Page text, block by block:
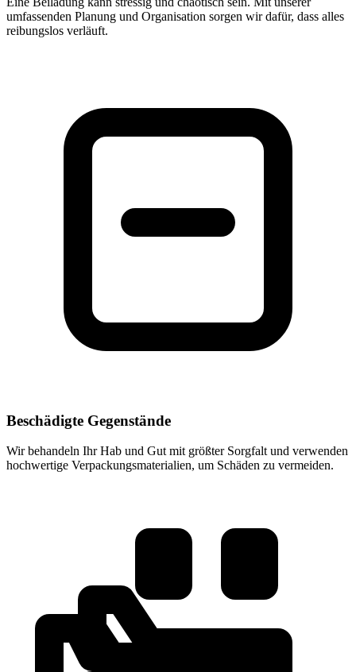
umfassenden Planung und Organisation sorgen wir dafür, dass alles
reibungslos verläuft.
Beschädigte Gegenstände
Wir behandeln Ihr Hab und Gut mit größter Sorgfalt und verwenden
hochwertige Verpackungsmaterialien, um Schäden zu vermeiden.